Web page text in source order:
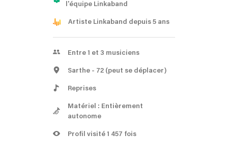
l'équipe Linkaband
Artiste Linkaband depuis 5 ans
Entre 1 et 3 musiciens
Sarthe - 72 (peut se déplacer)
Reprises
Matériel : Entièrement
autonome
Profil visité 1 457 fois